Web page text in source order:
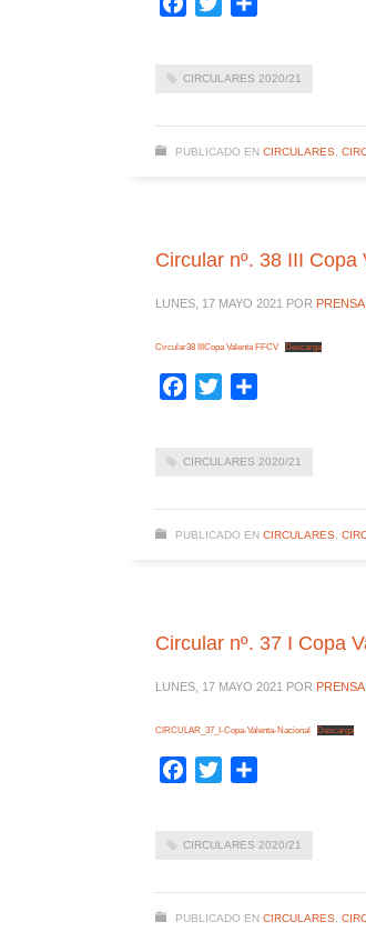
CIRCULARES 2020/21
PUBLICADO EN CIRCULARES,
Circular nº. 38 III Copa
LUNES, 17 MAYO 2021 POR
Circular38 IIICopa Valenta FFCV Descarga
Facebook
Twitter
CIRCULARES 2020/21
PUBLICADO EN CIRCULARES,
Circular nº. 37 I Copa
LUNES, 17 MAYO 2021 POR
CIRCULAR_37_I-Copa-Valenta-Nacional Descarga
Facebook
Twitter
CIRCULARES 2020/21
PUBLICADO EN CIRCULARES,